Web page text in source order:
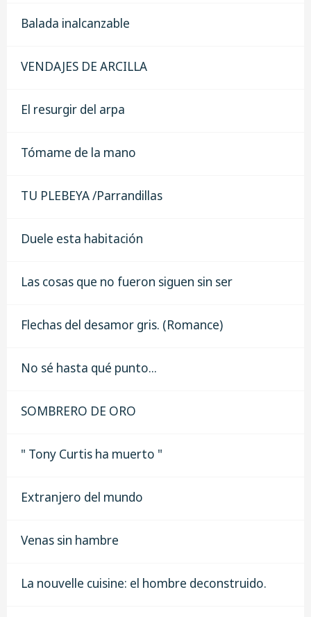
Balada inalcanzable
VENDAJES DE ARCILLA
El resurgir del arpa
Tómame de la mano
TU PLEBEYA /Parrandillas
Duele esta habitación
Las cosas que no fueron siguen sin ser
Flechas del desamor gris. (Romance)
No sé hasta qué punto...
SOMBRERO DE ORO
" Tony Curtis ha muerto "
Extranjero del mundo
Venas sin hambre
La nouvelle cuisine: el hombre deconstruido.